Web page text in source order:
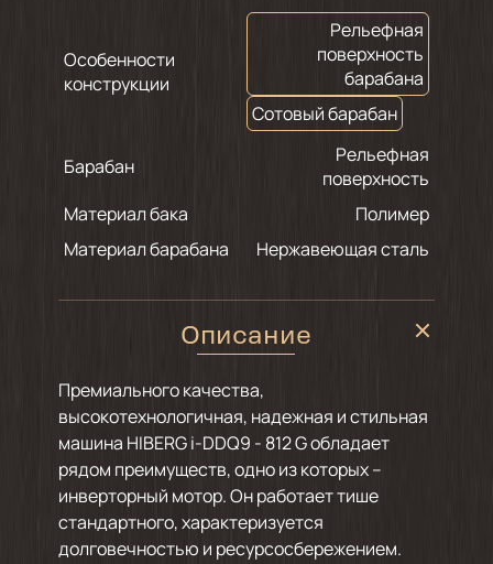
Особенности
конструкции
Рельефная
поверхность
барабана
Сотовый барабан
Барабан
Рельефная
поверхность
Материал бака
Полимер
Материал барабана
Нержавеющая сталь
Описание
Премиального качества,
высокотехнологичная, надежная и стильная
машина HIBERG i-DDQ9 - 812 G обладает
рядом преимуществ, одно из которых –
инверторный мотор. Он работает тише
стандартного, характеризуется
долговечностью и ресурсосбережением.